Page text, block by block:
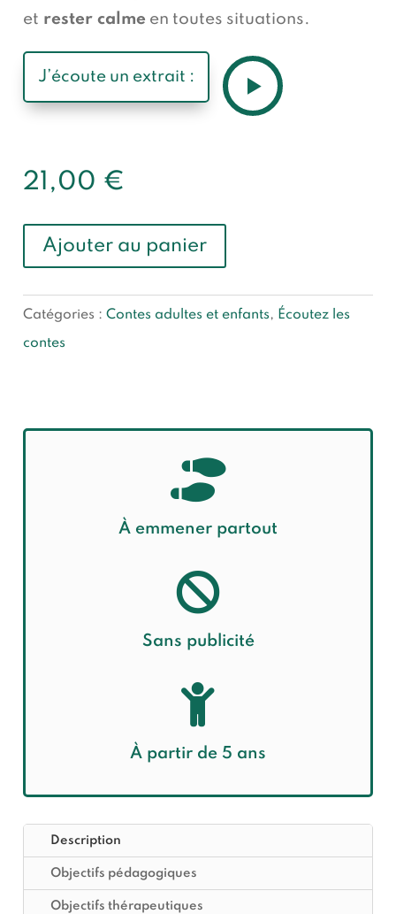
et rester calme en toutes situations.
J’écoute un extrait :
21,00 €
Ajouter au panier
l
t
e
t
i
Catégories : Contes adultes et enfants, Écoutez les
contes

À emmener partout

Sans publicité

À partir de 5 ans
Description
Objectifs pédagogiques
Objectifs thérapeutiques